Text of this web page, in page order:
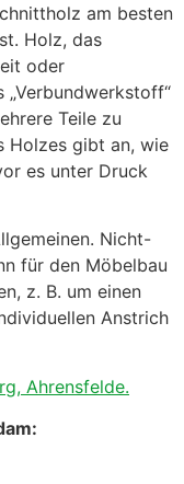
am besten
Holz, das
oder
Teile zu
Holzes gibt an, wie
es unter Druck
Nicht-
für den Möbelbau
z. B. um einen
Anstrich
Ahrensfelde.